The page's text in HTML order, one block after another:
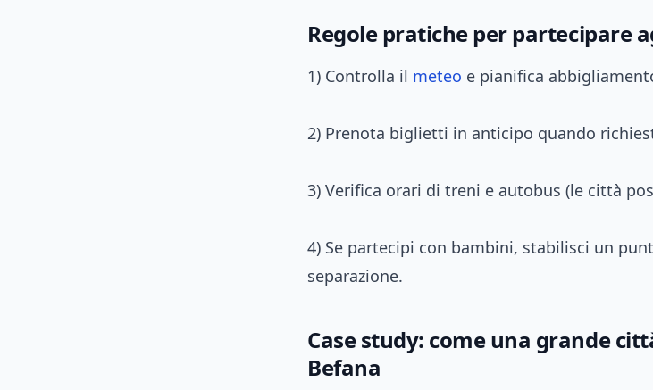
Regole pratiche per partecipare
1) Controlla il meteo e pianifica
2) Prenota biglietti in anticipo quando
3) Verifica orari di treni e autobus (le città
4) Se partecipi con bambini, stabilisci un
separazione.
Case study: come una grande
Befana